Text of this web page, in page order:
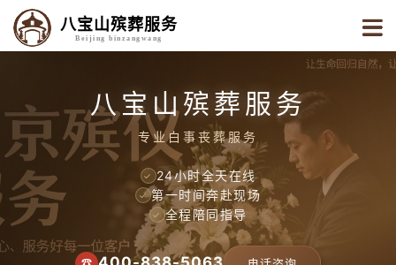
八宝山殡葬服务
Beijing binzangwang
八宝山殡葬服务
专业白事丧葬服务
✓ 24小时全天在线
✓ 第一时间奔赴现场
✓ 全程陪同指导